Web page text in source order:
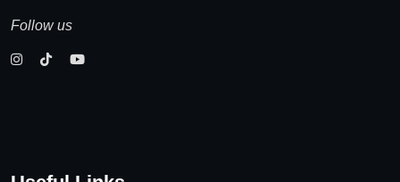
Follow us